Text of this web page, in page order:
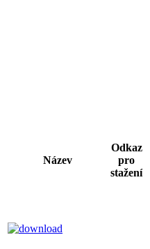
Název
Odkaz
pro
stažení